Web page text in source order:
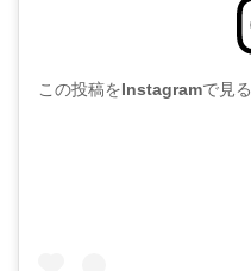
この投稿をInstagramで見る